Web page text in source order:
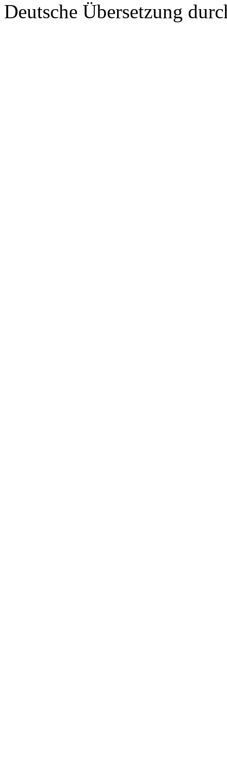
Deutsche Übersetzung